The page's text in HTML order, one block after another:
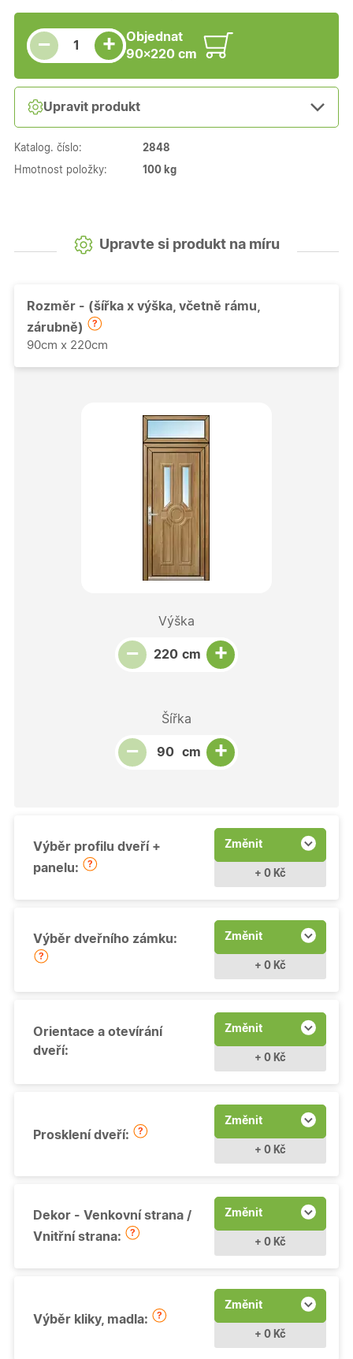
−
Snížit množství
Počet kusů +
Zvýšit množství
Objednat
90×220 cm
Upravit produkt
Katalog. číslo: 2848
Hmotnost položky: 100 kg
Upravte si produkt na míru
Rozměr - (šířka x výška, včetně rámu,
zárubně)
90cm x 220cm
Výška
−
Snížit množství
Počet kusů
cm +
Zvýšit množství
Šířka
−
Snížit množství
Počet kusů
cm +
Zvýšit množství
Výběr profilu dveří +
panelu:
Změnit
+ 0 Kč
Výběr dveřního zámku: Změnit
+ 0 Kč
Orientace a otevírání
dveří:
Změnit
+ 0 Kč
Prosklení dveří:
Změnit
+ 0 Kč
Dekor - Venkovní strana /
Vnitřní strana:
Změnit
+ 0 Kč
Výběr kliky, madla:
Změnit
+ 0 Kč